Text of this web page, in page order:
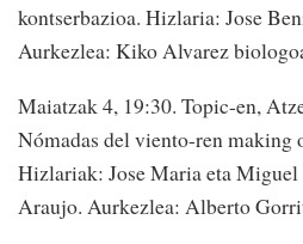
kontserbazioa. Hizlaria: Jose
Aurkezlea: Kiko Alvarez
Maiatzak 4, 19:30. Topic-en,
Nómadas del viento-ren making
Hizlariak: Jose Maria eta Miguel
Araujo. Aurkezlea: Alberto